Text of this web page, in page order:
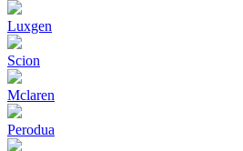
Luxgen
Scion
Mclaren
Perodua